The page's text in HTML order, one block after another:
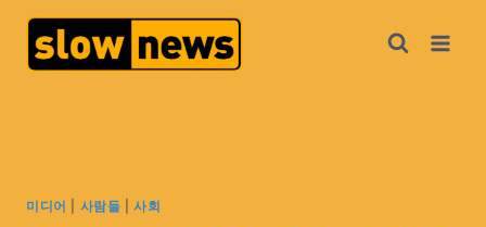
미디어 사람들 |사회